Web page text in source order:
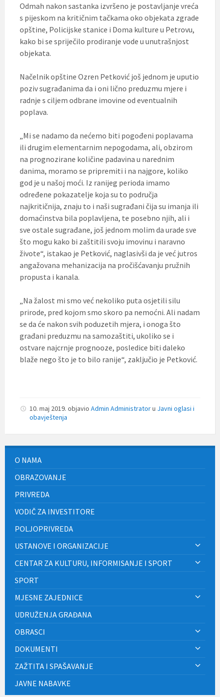
Odmah nakon sastanka izvršeno je postavljanje vreća
s pijeskom na kritičnim tačkama oko objekata zgrade
opštine, Policijske stanice i Doma kulture u Petrovu,
kako bi se spriječilo prodiranje vode u unutrašnjost
objekata.
Načelnik opštine Ozren Petković još jednom je uputio
poziv sugrađanima da i oni lično preduzmu mjere i
radnje s ciljem odbrane imovine od eventualnih
poplava.
„Mi se nadamo da nećemo biti pogođeni poplavama
ili drugim elementarnim nepogodama, ali, obzirom
na prognozirane količine padavina u narednim
danima, moramo se pripremiti i na najgore, koliko
god je u našoj moći. Iz ranijeg perioda imamo
određene pokazatelje koja su to područja
najkritičnija, znaju to i naši sugrađani čija su imanja ili
domaćinstva bila poplavljena, te posebno njih, ali i
sve ostale sugrađane, još jednom molim da urade sve
što mogu kako bi zaštitili svoju imovinu i naravno
živote“, istakao je Petković, naglasivši da je već jutros
angažovana mehanizacija na pročišćavanju pružnih
propusta i kanala.
„Na žalost mi smo već nekoliko puta osjetili silu
prirode, pred kojom smo skoro pa nemoćni. Ali nadam
se da će nakon svih poduzetih mjera, i onoga što
građani preduzmu na samozaštiti, ukoliko se i
ostvare najcrnje prognooze, posledice biti daleko
blaže nego što je to bilo ranije“, zaključio je Petković.
10. maj 2019. objavio Admin Administratoru Javni oglasi i
obavještenja
O NAMA
OBRAZOVANJE
PRIVREDA
VODIČ ZA INVESTITORE
POLJOPRIVREDA
USTANOVE I ORGANIZACIJE
CENTAR ZA KULTURU, INFORMISANJE I SPORT
SPORT
MJESNE ZAJEDNICE
UDRUŽENJA GRAĐANA
OBRASCI
DOKUMENTI
ZAŽTITA I SPAŠAVANJE
JAVNE NABAVKE